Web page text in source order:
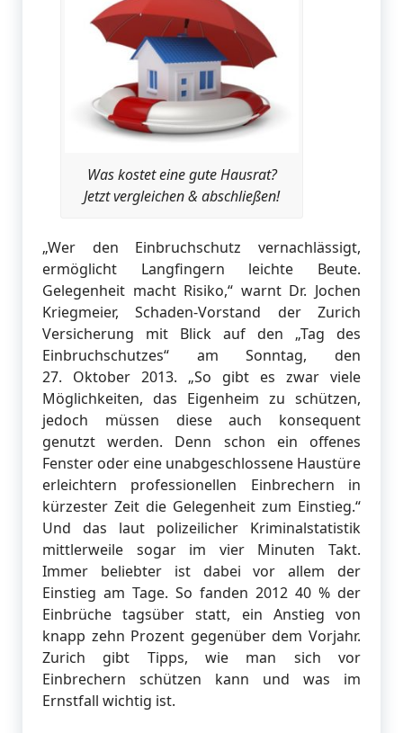
Was kostet eine gute Hausrat?
Jetzt vergleichen & abschließen!
„Wer den Einbruchschutz vernachlässigt,
ermöglicht Langfingern leichte Beute.
Gelegenheit macht Risiko,“ warnt Dr. Jochen
Kriegmeier, Schaden-Vorstand der Zurich
Versicherung mit Blick auf den „Tag des
Einbruchschutzes“ am Sonntag, den
27. Oktober 2013. „So gibt es zwar viele
Möglichkeiten, das Eigenheim zu schützen,
jedoch müssen diese auch konsequent
genutzt werden. Denn schon ein offenes
Fenster oder eine unabgeschlossene Haustüre
erleichtern professionellen Einbrechern in
kürzester Zeit die Gelegenheit zum Einstieg.“
Und das laut polizeilicher Kriminalstatistik
mittlerweile sogar im vier Minuten Takt.
Immer beliebter ist dabei vor allem der
Einstieg am Tage. So fanden 2012 40 % der
Einbrüche tagsüber statt, ein Anstieg von
knapp zehn Prozent gegenüber dem Vorjahr.
Zurich gibt Tipps, wie man sich vor
Einbrechern schützen kann und was im
Ernstfall wichtig ist.